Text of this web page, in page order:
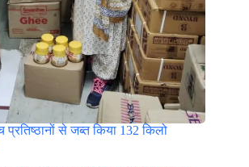
से जब्त किया 132 किलो